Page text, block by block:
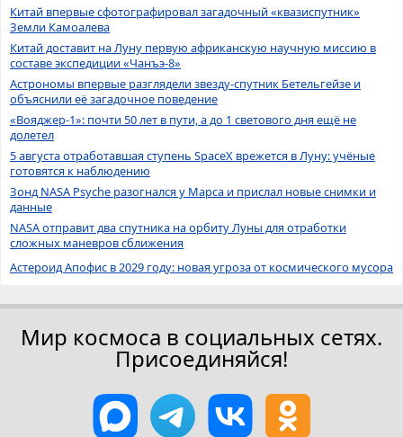
Китай впервые сфотографировал загадочный «квазиспутник»
Земли Камоалева
Китай доставит на Луну первую африканскую научную миссию в
составе экспедиции «Чанъэ-8»
Астрономы впервые разглядели звезду-спутник Бетельгейзе и
объяснили её загадочное поведение
«Вояджер-1»: почти 50 лет в пути, а до 1 светового дня ещё не
долетел
5 августа отработавшая ступень SpaceX врежется в Луну: учёные
готовятся к наблюдению
Зонд NASA Psyche разогнался у Марса и прислал новые снимки и
данные
NASA отправит два спутника на орбиту Луны для отработки
сложных маневров сближения
Астероид Апофис в 2029 году: новая угроза от космического мусора
Мир космоса в социальных сетях.
Присоединяйся!